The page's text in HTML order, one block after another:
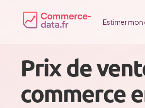
Estimer
Prix de
commerce